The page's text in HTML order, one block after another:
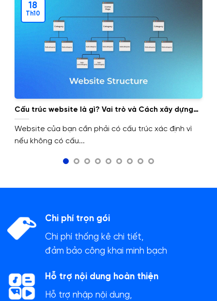
Cấu trúc website là gì? Vai trò và Cách xây dựng
cấu trúc website.
Website của bạn cần phải có cấu trúc xác định vì
nếu không có cấu...
18
Th10
Chi phí trọn gói
Chi phí thống kê chi tiết,
đảm bảo công khai minh bạch
Hỗ trợ nội dung hoàn thiện
Hỗ trợ nhập nội dung,